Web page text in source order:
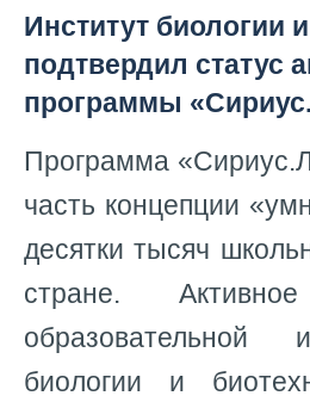
Институт биологии
подтвердил статус
программы
Программа
часть концепции
десятки тысяч
стране.
образовательной
биологии и